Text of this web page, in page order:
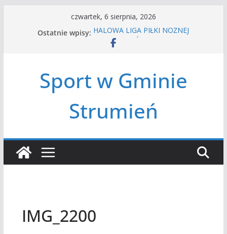
czwartek, 6 sierpnia, 2026
Ostatnie wpisy: HALOWA LIGA PIŁKI NOŻNEJ
LATO W MIEŚCIE’2026
Czwórbój lekkoatletyczny
Sport w Gminie
Strumień
IMG_2200